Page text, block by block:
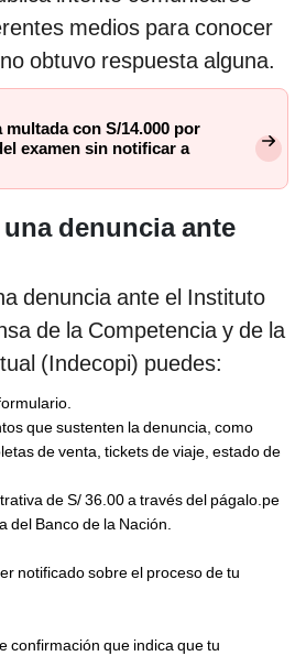
medios para conocer
obtuvo respuesta alguna.
con S/14.000 por
examen sin notificar a
denuncia ante
denuncia ante el Instituto
de la Competencia y de la
(Indecopi) puedes:
que sustenten la denuncia, como
de venta, tickets de viaje, estado de
de S/ 36.00 a través del págalo.pe
del Banco de la Nación.
notificado sobre el proceso de tu
confirmación que indica que tu